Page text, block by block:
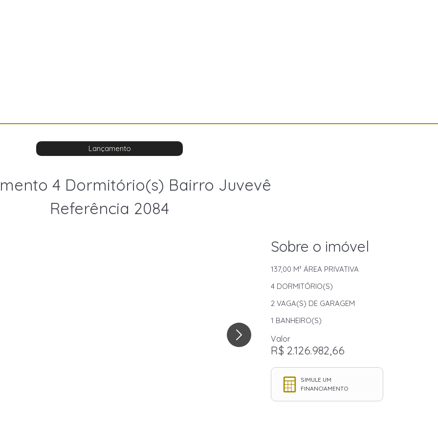
Lançamento
4 Dormitório(s) Bairro Juvevê
Referência 2084
Sobre o imóvel
137,00 M² ÁREA PRIVATIVA
4 DORMITÓRIO(S)
2 VAGA(S) DE GARAGEM
1 BANHEIRO(S)
Valor
R$ 2.126.982,66
SIMULE UM
FINANCIAMENTO